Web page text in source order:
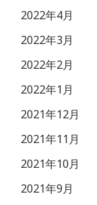
2022年4月
2022年3月
2022年2月
2022年1月
2021年12月
2021年11月
2021年10月
2021年9月